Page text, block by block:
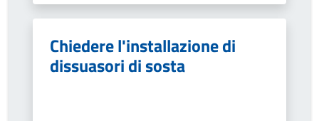
Chiedere l'installazione di
dissuasori di sosta